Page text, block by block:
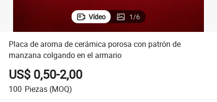
Vídeo 1/6
Placa de aroma de cerámica porosa con patrón de
manzana colgando en el armario
US$ 0,50-2,00
100 Piezas (MOQ)